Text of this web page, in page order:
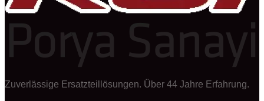
Zuverlässige Ersatzteillösungen. Über 44 Jahre Erfahrung.